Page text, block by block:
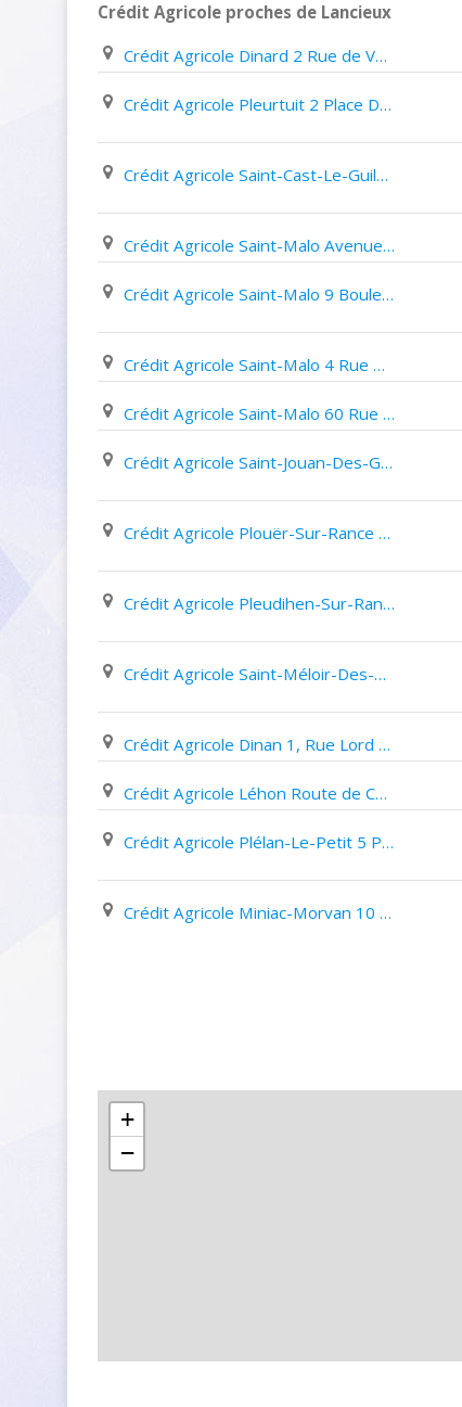
Crédit Agricole proches de Lancieux
Crédit Agricole Dinard 2 Rue de Verdun
Crédit Agricole Pleurtuit 2 Place Du Général de Gaulle
Crédit Agricole Saint-Cast-Le-Guildo 15 Boulevard Duponchel
Crédit Agricole Saint-Malo Avenue de La Flaudais
Crédit Agricole Saint-Malo 9 Boulevard de La République
Crédit Agricole Saint-Malo 4 Rue Gustave Flaubert
Crédit Agricole Saint-Malo 60 Rue Ville Pépin
Crédit Agricole Saint-Jouan-Des-Guérets Rue de Siochan
Crédit Agricole Plouër-Sur-Rance Place Michel Rouvrais
Crédit Agricole Pleudihen-Sur-Rance 11 Place de L'eglise
Crédit Agricole Saint-Méloir-Des-Ondes 9 Rue de Bellevue
Crédit Agricole Dinan 1, Rue Lord Kitchener
Crédit Agricole Léhon Route de Caulnes
Crédit Agricole Plélan-Le-Petit 5 Place de L'eglise
Crédit Agricole Miniac-Morvan 10 Rue Thérèse Fantou
+
−